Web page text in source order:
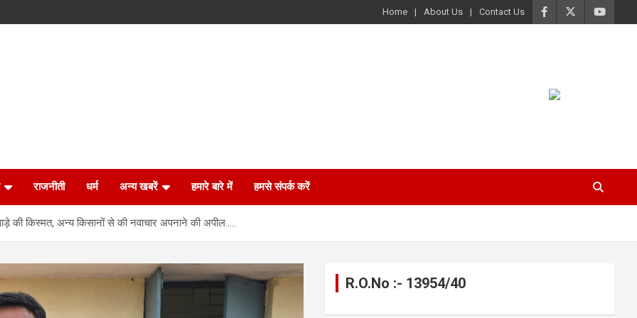
Home About Us Contact Us
राजनीती धर्म अन्य खबरें हमारे बारे में हमसे संपर्क करें
की किस्मत, अन्य किसानों से की नवाचार अपनाने की अपील…..
R.O.No :- 13954/40